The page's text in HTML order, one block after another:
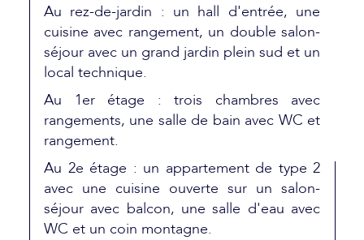
Au rez-de-jardin : un hall d'entrée, une
cuisine avec rangement, un double salon-
séjour avec un grand jardin plein sud et un
local technique.
Au 1er étage : trois chambres avec
rangements, une salle de bain avec WC et
rangement.
Au 2e étage : un appartement de type 2
avec une cuisine ouverte sur un salon-
séjour avec balcon, une salle d'eau avec
WC et un coin montagne.